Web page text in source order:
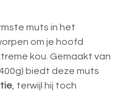
muts in het
om je hoofd
kou. Gemaakt van
biedt deze muts
, terwijl hij toch